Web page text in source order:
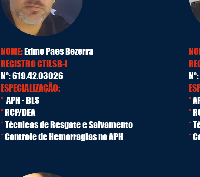
NOME:Edmo Paes Bezerra
REGISTRO CTILSB-I
Nº: 619.42.03026
ESPECIALIZAÇÃO:
* APH - BLS
*RCP/DEA
*Técnicas de Resgate e Salvamento
*Controle de Hemorragias no APH
*
*
*
*